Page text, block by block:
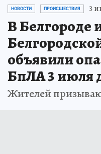
НОВОСТИ ПРОИСШЕСТВИЯ 3
В Белгороде
объявили
БпЛА 3 июля
Жителей